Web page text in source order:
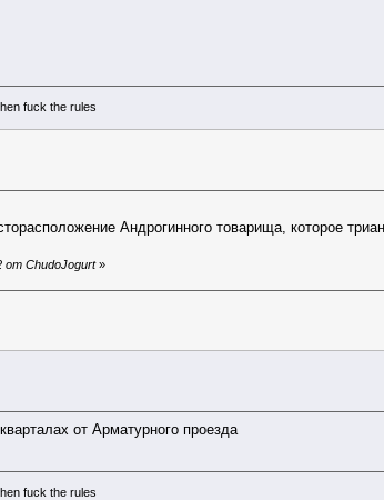
fuck the rules
Андрогинного товарища, которое
от ChudoJogurt»
от Арматурного проезда
fuck the rules